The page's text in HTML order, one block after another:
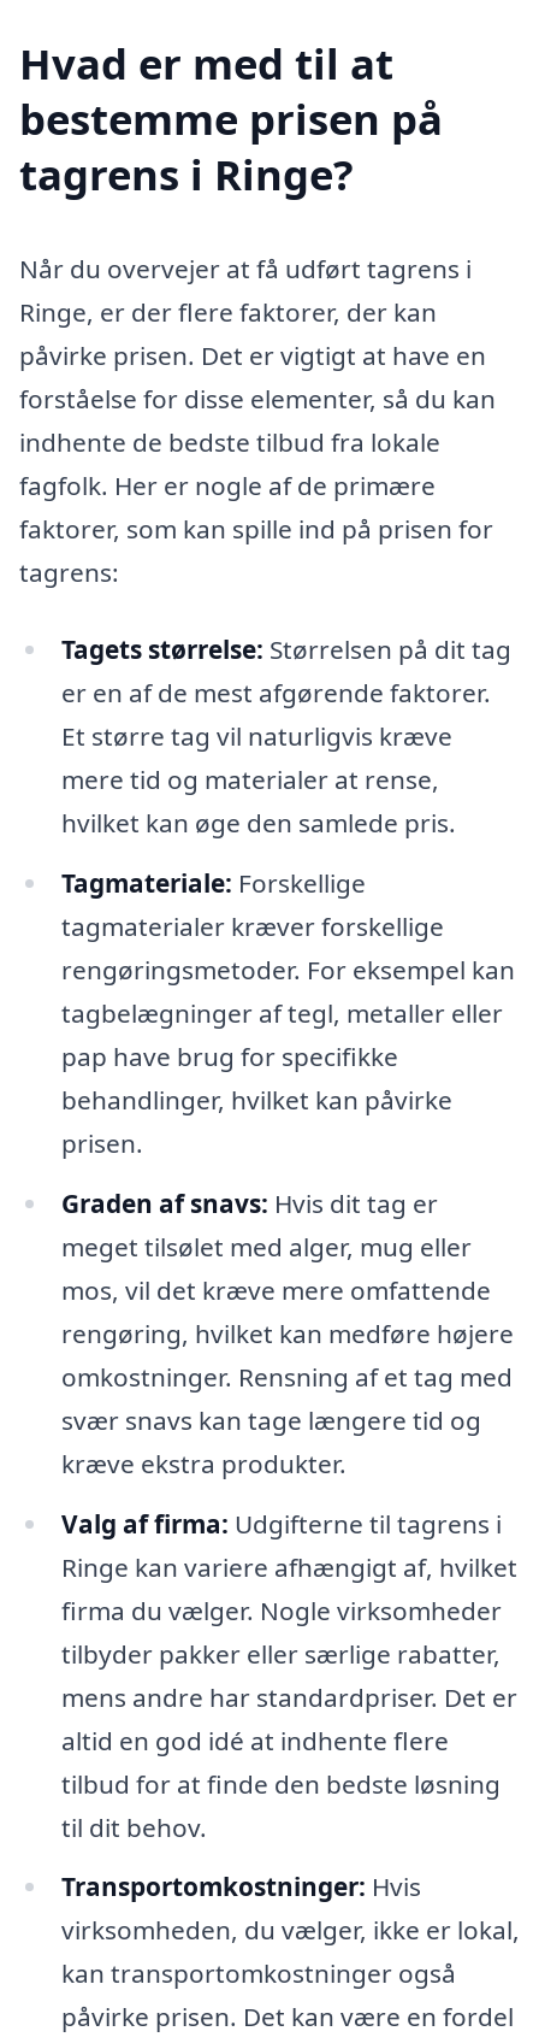
Hvad er med til at
bestemme prisen på
tagrens i Ringe?
Når du overvejer at få udført tagrens i
Ringe, er der flere faktorer, der kan
påvirke prisen. Det er vigtigt at have en
forståelse for disse elementer, så du kan
indhente de bedste tilbud fra lokale
fagfolk. Her er nogle af de primære
faktorer, som kan spille ind på prisen for
tagrens:
Tagets størrelse: Størrelsen på dit tag
er en af de mest afgørende faktorer.
Et større tag vil naturligvis kræve
mere tid og materialer at rense,
hvilket kan øge den samlede pris.
Tagmateriale: Forskellige
tagmaterialer kræver forskellige
rengøringsmetoder. For eksempel kan
tagbelægninger af tegl, metaller eller
pap have brug for specifikke
behandlinger, hvilket kan påvirke
prisen.
Graden af snavs: Hvis dit tag er
meget tilsølet med alger, mug eller
mos, vil det kræve mere omfattende
rengøring, hvilket kan medføre højere
omkostninger. Rensning af et tag med
svær snavs kan tage længere tid og
kræve ekstra produkter.
Valg af firma: Udgifterne til tagrens i
Ringe kan variere afhængigt af, hvilket
firma du vælger. Nogle virksomheder
tilbyder pakker eller særlige rabatter,
mens andre har standardpriser. Det er
altid en god idé at indhente flere
tilbud for at finde den bedste løsning
til dit behov.
Transportomkostninger: Hvis
virksomheden, du vælger, ikke er lokal,
kan transportomkostninger også
påvirke prisen. Det kan være en fordel